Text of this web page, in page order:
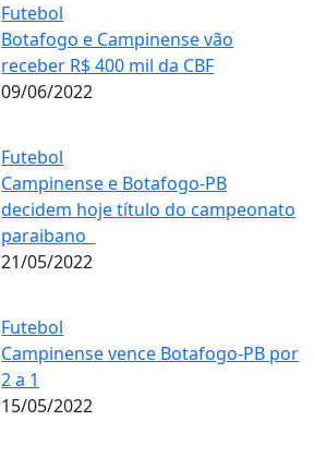
Futebol
Botafogo e Campinense vão
receber R$ 400 mil da CBF
09/06/2022
Futebol
Campinense e Botafogo-PB
decidem hoje título do campeonato
paraibano
21/05/2022
Futebol
Campinense vence Botafogo-PB por
2 a 1
15/05/2022